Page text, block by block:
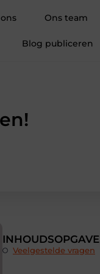
Ons team
Blog publiceren
INHOUDSOPGAVE
Veelgestelde vragen